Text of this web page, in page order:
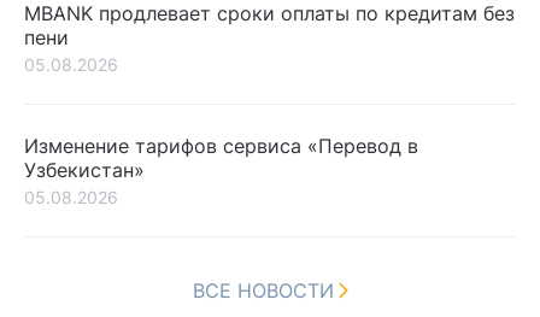
MBANK продлевает сроки оплаты по кредитам без
пени
05.08.2026
Изменение тарифов сервиса «Перевод в
Узбекистан»
05.08.2026
ВСЕ НОВОСТИ